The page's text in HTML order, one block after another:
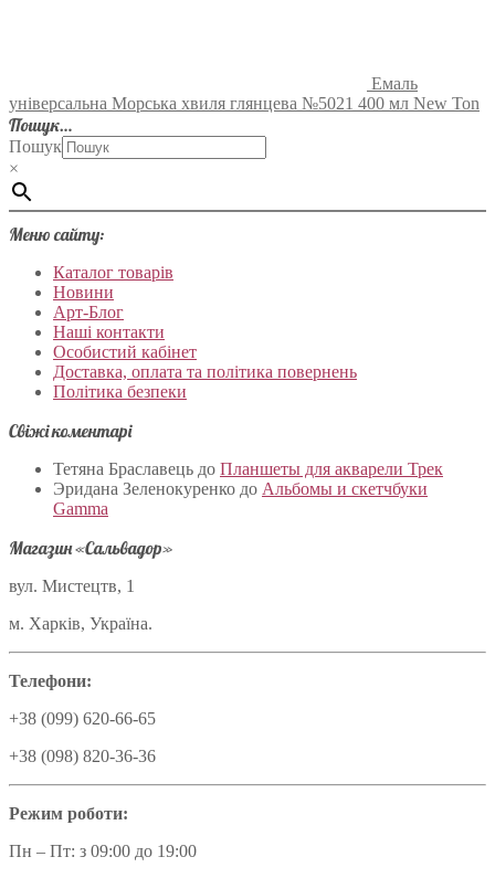
Емаль
універсальна Морська хвиля глянцева №5021 400 мл New Ton
Пошук…
Пошук
×
Меню сайту:
Каталог товарів
Новини
Арт-Блог
Наші контакти
Особистий кабінет
Доставка, оплата та політика повернень
Політика безпеки
Свіжі коментарі
Тетяна Браславець до Планшеты для акварели Трек
Эридана Зеленокуренко до Альбомы и скетчбуки
Gamma
Магазин «Сальвадор»
вул. Мистецтв, 1
м. Харків, Україна.
Телефони:
+38 (099) 620-66-65
+38 (098) 820-36-36
Режим роботи:
Пн – Пт: з 09:00 до 19:00